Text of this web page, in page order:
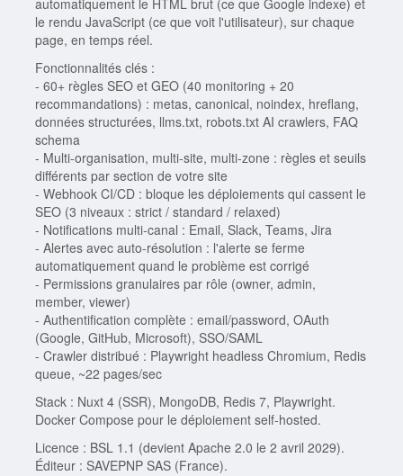
le rendu JavaScript (ce que voit l'utilisateur), sur chaque
page, en temps réel.
Fonctionnalités clés :
- 60+ règles SEO et GEO (40 monitoring + 20
recommandations) : metas, canonical, noindex, hreflang,
données structurées, llms.txt, robots.txt AI crawlers, FAQ
schema
- Multi-organisation, multi-site, multi-zone : règles et seuils
différents par section de votre site
- Webhook CI/CD : bloque les déploiements qui cassent le
SEO (3 niveaux : strict / standard / relaxed)
- Notifications multi-canal : Email, Slack, Teams, Jira
- Alertes avec auto-résolution : l'alerte se ferme
automatiquement quand le problème est corrigé
- Permissions granulaires par rôle (owner, admin,
member, viewer)
- Authentification complète : email/password, OAuth
(Google, GitHub, Microsoft), SSO/SAML
- Crawler distribué : Playwright headless Chromium, Redis
queue, ~22 pages/sec
Stack : Nuxt 4 (SSR), MongoDB, Redis 7, Playwright.
Docker Compose pour le déploiement self-hosted.
Licence : BSL 1.1 (devient Apache 2.0 le 2 avril 2029).
Éditeur : SAVEPNP SAS (France).